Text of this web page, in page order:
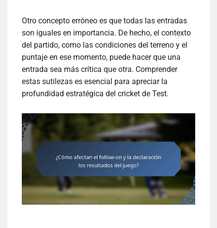
Otro concepto erróneo es que todas las entradas
son iguales en importancia. De hecho, el contexto
del partido, como las condiciones del terreno y el
puntaje en ese momento, puede hacer que una
entrada sea más crítica que otra. Comprender
estas sutilezas es esencial para apreciar la
profundidad estratégica del cricket de Test.